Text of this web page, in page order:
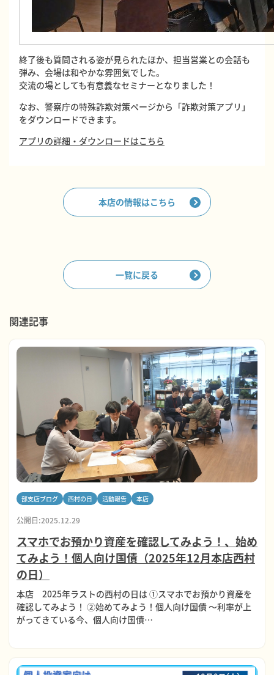
終了後も質問される姿が見られたほか、担当営業との会話も
弾み、会場は和やかな雰囲気でした。
交流の場としても有意義なセミナーとなりました！
なお、警察庁の特殊詐欺対策ページから「詐欺対策アプリ」
をダウンロードできます。
アプリの詳細・ダウンロードはこちら
本店の情報はこちら
一覧に戻る
関連記事
部支店ブログ 西村の日 活動報告 本店
公開日:2025.12.29
スマホでお預かり資産を確認してみよう！、始め
てみよう！個人向け国債（2025年12月本店西村
の日）
本店 2025年ラストの西村の日は ①スマホでお預かり資産を
確認してみよう！ ②始めてみよう！個人向け国債 ～利率が上
がってきている今、個人向け国債…